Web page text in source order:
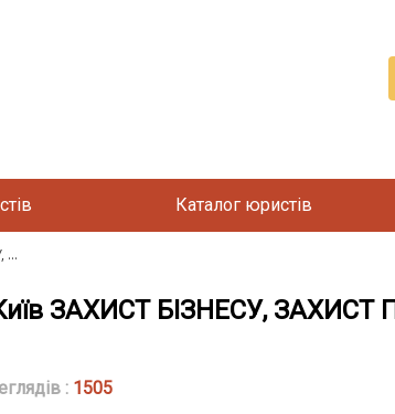
Каталог юристів
...
ЗАХИСТ БІЗНЕСУ,
: 1505